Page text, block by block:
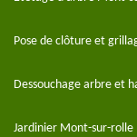
Pose de clôture et
Dessouchage arbre et
Jardinier Mont-sur-rolle